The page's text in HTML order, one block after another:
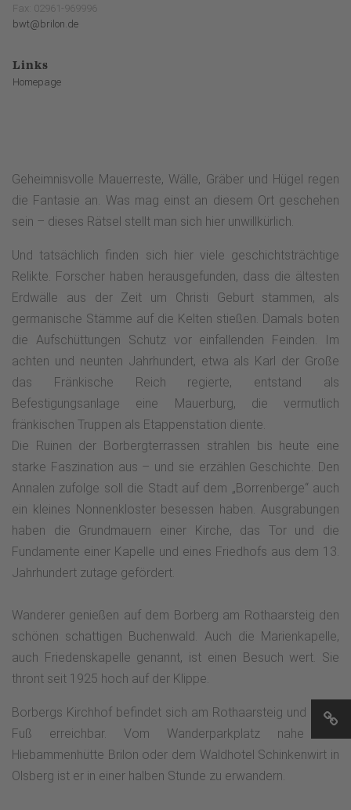
Fax: 02961-969996
bwt@brilon.de
Links
Homepage
Geheimnisvolle Mauerreste, Wälle, Gräber und Hügel regen
die Fantasie an. Was mag einst an diesem Ort geschehen
sein – dieses Rätsel stellt man sich hier unwillkürlich.
Und tatsächlich finden sich hier viele geschichtsträchtige
Relikte. Forscher haben herausgefunden, dass die ältesten
Erdwälle aus der Zeit um Christi Geburt stammen, als
germanische Stämme auf die Kelten stießen. Damals boten
die Aufschüttungen Schutz vor einfallenden Feinden. Im
achten und neunten Jahrhundert, etwa als Karl der Große
das Fränkische Reich regierte, entstand als
Befestigungsanlage eine Mauerburg, die vermutlich
fränkischen Truppen als Etappenstation diente.
Die Ruinen der Borbergterrassen strahlen bis heute eine
starke Faszination aus – und sie erzählen Geschichte. Den
Annalen zufolge soll die Stadt auf dem „Borrenberge“ auch
ein kleines Nonnenkloster besessen haben. Ausgrabungen
haben die Grundmauern einer Kirche, das Tor und die
Fundamente einer Kapelle und eines Friedhofs aus dem 13.
Jahrhundert zutage gefördert.
Wanderer genießen auf dem Borberg am Rothaarsteig den
schönen schattigen Buchenwald. Auch die Marienkapelle,
auch Friedenskapelle genannt, ist einen Besuch wert. Sie
thront seit 1925 hoch auf der Klippe.
Borbergs Kirchhof befindet sich am Rothaarsteig und ist zu
Fuß erreichbar. Vom Wanderparkplatz nahe der
Hiebammenhütte Brilon oder dem Waldhotel Schinkenwirt in
Olsberg ist er in einer halben Stunde zu erwandern.